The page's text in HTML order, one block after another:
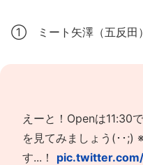
① ミート矢澤（五反田
えーと！Openは11:30
を見てみましょう(･･;)
す...！